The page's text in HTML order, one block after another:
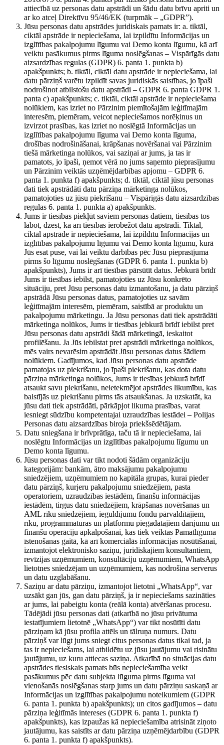
attiecībā uz personas datu apstrādi un šādu datu brīvu apriti un
ar ko atceļ Direktīvu 95/46/EK (turpmāk – „GDPR”).
Jūsu personas datu apstrādes juridiskais pamats ir: a. tiktāl,
ciktāl apstrāde ir nepieciešama, lai izpildītu Informācijas un
izglītības pakalpojumu līgumu vai Demo konta līgumu, kā arī
veiktu pasākumus pirms līguma noslēgšanas – Vispārīgās datu
aizsardzības regulas (GDPR) 6. panta 1. punkta b)
apakšpunkts; b. tiktāl, ciktāl datu apstrāde ir nepieciešama, lai
datu pārziņš varētu izpildīt savas juridiskās saistības, jo īpaši
nodrošinot atbilstošu datu apstrādi – GDPR 6. panta GDPR 1.
panta c) apakšpunkts; c. tiktāl, ciktāl apstrāde ir nepieciešama
nolūkiem, kas izriet no Pārzinim piemītošajām leģitīmajām
interesēm, piemēram, veicot nepieciešamos norēķinus un
izvirzot prasības, kas izriet no noslēgtā Informācijas un
izglītības pakalpojumu līguma vai Demo konta līguma,
drošības nodrošināšanai, krāpšanas novēršanai vai Pārzinim
tiešā mārketinga nolūkos, vai saziņai ar jums, ja tas ir
pamatots, jo īpaši, ņemot vērā no jums saņemto pieprasījumu
un Pārzinim veiktās uzņēmējdarbības apjomu – GDPR 6.
panta 1. punkta f) apakšpunkts; d. tiktāl, ciktāl jūsu personas
dati tiek apstrādāti datu pārziņa mārketinga nolūkos,
pamatojoties uz jūsu piekrišanu – Vispārīgās datu aizsardzības
regulas 6. panta 1. punkta a) apakšpunkts.
Jums ir tiesības piekļūt saviem personas datiem, tiesības tos
labot, dzēst, kā arī tiesības ierobežot datu apstrādi. Tiktāl,
ciktāl apstrāde ir nepieciešama, lai izpildītu Informācijas un
izglītības pakalpojumu līgumu vai Demo konta līgumu, kurā
Jūs esat puse, vai lai veiktu darbības pēc Jūsu pieprasījuma
pirms šo līgumu noslēgšanas (GDPR 6. panta 1. punkta b)
apakšpunkts), Jums ir arī tiesības pārsūtīt datus. Jebkurā brīdī
Jums ir tiesības iebilst, pamatojoties uz Jūsu konkrēto
situāciju, pret Jūsu personas datu izmantošanu, ja datu pārziņš
apstrādā Jūsu personas datus, pamatojoties uz savām
leģitīmajām interesēm, piemēram, saistībā ar produktu un
pakalpojumu mārketingu. Ja Jūsu personas dati tiek apstrādāti
mārketinga nolūkos, Jums ir tiesības jebkurā brīdī iebilst pret
Jūsu personas datu apstrādi šādā mārketingā, ieskaitot
profilēšanu. Ja Jūs iebilstat pret apstrādi mārketinga nolūkos,
mēs vairs nevarēsim apstrādāt Jūsu personas datus šādiem
nolūkiem. Gadījumos, kad Jūsu personas datu apstrāde
pamatojas uz piekrišanu, jo īpaši piekrišanu, kas dota datu
pārziņa mārketinga nolūkos, Jums ir tiesības jebkurā brīdī
atsaukt savu piekrišanu, neietekmējot apstrādes likumību, kas
balstījās uz piekrišanu pirms tās atsaukšanas. Ja uzskatāt, ka
jūsu dati tiek apstrādāti, pārkāpjot likuma prasības, varat
iesniegt sūdzību kompetentajai uzraudzības iestādei – Polijas
Personas datu aizsardzības biroja priekšsēdētājam.
Datu sniegšana ir brīvprātīga, taču tā ir nepieciešama, lai
noslēgtu Informācijas un izglītības pakalpojumu līgumu un
Demo konta līgumu.
Jūsu personas dati var tikt nodoti šādām organizāciju
kategorijām: bankām, ātro maksājumu pakalpojumu
sniedzējiem, uzņēmumiem no kapitāla grupas, kurai pieder
datu pārziņš, kurjeru pakalpojumu sniedzējiem, pasta
operatoriem, uzraudzības iestādēm, finanšu informācijas
iestādēm, tirgus datu sniedzējiem, krāpšanas novēršanas un
AML rīku sniedzējiem, ieguldījumu fondu pārvaldītājiem,
rīku, programmatūras un platformu piegādātājiem darījumu un
finanšu operāciju apkalpošanai, kas tiek veiktas Pamatlīguma
īstenošanas gaitā, kā arī komerciālās informācijas nosūtīšanai,
izmantojot elektronisko saziņu, juridiskajiem konsultantiem,
revīzijas uzņēmumiem, konsultāciju uzņēmumiem, WhatsApp
lietotnes sniedzējam un uzņēmumiem, kas nodrošina serverus
un datu uzglabāšanu.
Saziņu ar datu pārziņu, izmantojot lietotni „WhatsApp“, var
uzsākt gan jūs, gan datu pārziņš, ja ir nepieciešams sazināties
ar jums, lai pabeigtu konta (reālā konta) atvēršanas procesu.
Tādējādi jūsu personas dati (atkarībā no jūsu privātuma
iestatījumiem lietotnē „WhatsApp“) var tikt nosūtīti datu
pārziņam kā jūsu profila attēls un tālruņa numurs. Datu
pārziņš var lūgt jums sniegt citus personas datus tikai tad, ja
tas ir nepieciešams, lai atbildētu uz jūsu jautājumu vai risinātu
jautājumu, uz kuru attiecas saziņa. Atkarībā no situācijas datu
apstrādes tiesiskais pamats būs nepieciešamība veikt
pasākumus pēc datu subjekta lūguma pirms līguma vai
vienošanās noslēgšanas starp jums un datu pārziņu saskaņā ar
Informācijas un izglītības pakalpojumu noteikumiem (GDPR
6. panta 1. punkta b) apakšpunkts); un citos gadījumos – datu
pārziņa leģitīmās intereses (GDPR 6. panta 1. punkta f)
apakšpunkts), kas izpaužas kā nepieciešamība atrisināt ziņoto
jautājumu, kas saistīts ar datu pārziņa uzņēmējdarbību (GDPR
6. panta 1. punkta f) apakšpunkts).